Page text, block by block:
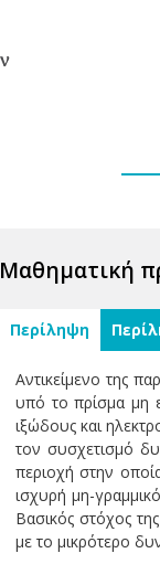
Μαθηματική
Περίληψη
Αντικείμενο της
υπό το πρίσμα μη
ιξώδους και
τον συσχετισμό
περιοχή στην
ισχυρή μη-
Βασικός στόχος
με το μικρότερο